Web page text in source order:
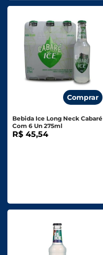
Comprar
Bebida Ice Long Neck Cabaré
Com 6 Un 275ml
R$ 45,54